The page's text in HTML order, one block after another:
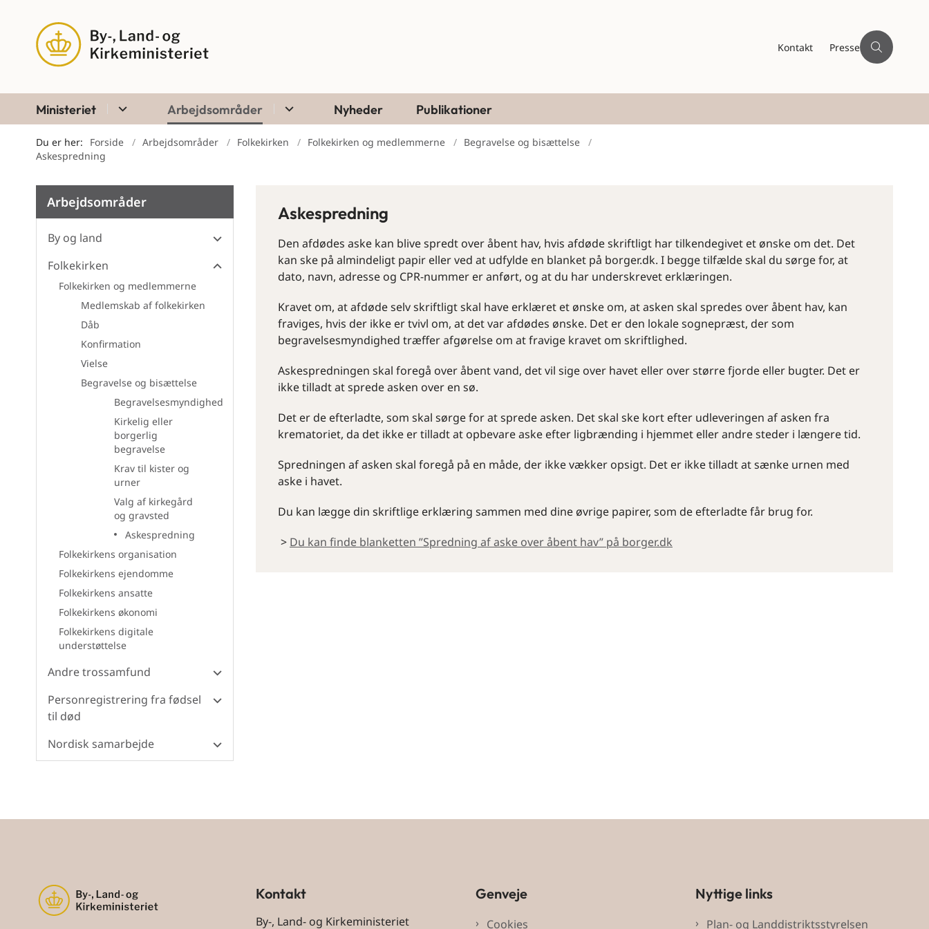
Kontakt Presse
Ministeriet Arbejdsområder Nyheder Publikationer
Du er her: Forside Arbejdsområder Folkekirken Folkekirken og medlemmerne
Begravelse og bisættelse
Askespredning
Arbejdsområder
By og land
Folkekirken
Folkekirken og medlemmerne
Medlemskab af folkekirken
Dåb
Konfirmation
Vielse
Begravelse og bisættelse
Begravelsesmyndighed
Kirkelig eller
borgerlig
begravelse
Krav til kister og
urner
Valg af kirkegård
og gravsted
Askespredning
Folkekirkens organisation
Folkekirkens ejendomme
Folkekirkens ansatte
Folkekirkens økonomi
Folkekirkens digitale
understøttelse
Andre trossamfund
Personregistrering fra fødsel
til død
Nordisk samarbejde
Askespredning
Den afdødes aske kan blive spredt over åbent hav, hvis afdøde skriftligt har tilkendegivet et ønske om det. Det
kan ske på almindeligt papir eller ved at udfylde en blanket på borger.dk. I begge tilfælde skal du sørge for, at
dato, navn, adresse og CPR-nummer er anført, og at du har underskrevet erklæringen.
Kravet om, at afdøde selv skriftligt skal have erklæret et ønske om, at asken skal spredes over åbent hav, kan
fraviges, hvis der ikke er tvivl om, at det var afdødes ønske. Det er den lokale sognepræst, der som
begravelsesmyndighed træffer afgørelse om at fravige kravet om skriftlighed.
Askespredningen skal foregå over åbent vand, det vil sige over havet eller over større fjorde eller bugter. Det er
ikke tilladt at sprede asken over en sø.
Det er de efterladte, som skal sørge for at sprede asken. Det skal ske kort efter udleveringen af asken fra
krematoriet, da det ikke er tilladt at opbevare aske efter ligbrænding i hjemmet eller andre steder i længere tid.
Spredningen af asken skal foregå på en måde, der ikke vækker opsigt. Det er ikke tilladt at sænke urnen med
aske i havet.
Du kan lægge din skriftlige erklæring sammen med dine øvrige papirer, som de efterladte får brug for.
> Du kan finde blanketten ”Spredning af aske over åbent hav” på borger.dk
Kontakt
By-, Land- og Kirkeministeriet
Genveje
Cookies
Nyttige links
Plan- og Landdistriktsstyrelsen